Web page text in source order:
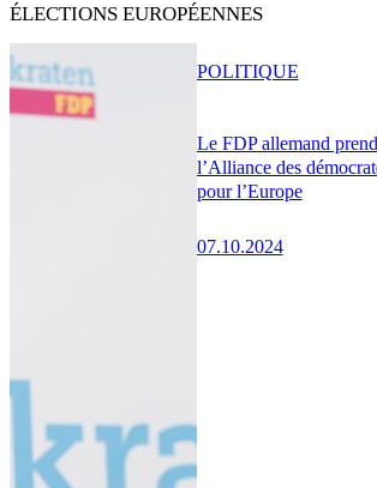
ÉLECTIONS EUROPÉENNES
Le FDP allemand
l’Alliance des
pour l’Europe
07.10.2024
POLITIQUE